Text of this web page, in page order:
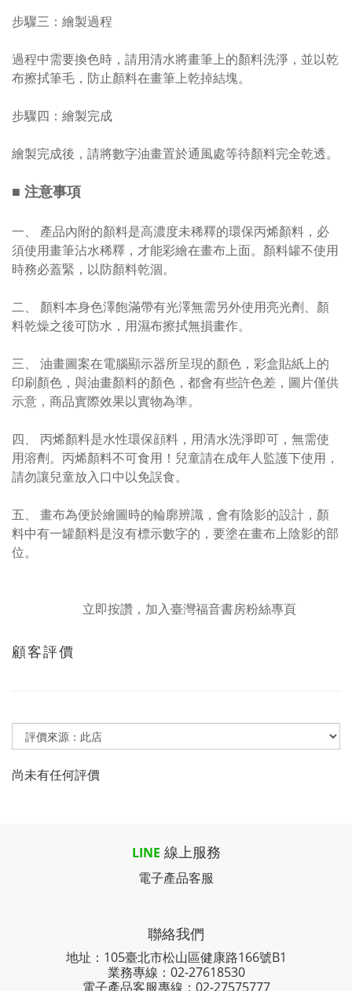
步驟三：繪製過程
過程中需要換色時，請用清水將畫筆上的顏料洗淨，並以乾
布擦拭筆毛，防止顏料在畫筆上乾掉結塊。
步驟四：繪製完成
繪製完成後，請將數字油畫置於通風處等待顏料完全乾透。
■ 注意事項
一、 產品內附的顏料是高濃度未稀釋的環保丙烯顏料，必
須使用畫筆沾水稀釋，才能彩繪在畫布上面。顏料罐不使用
時務必蓋緊，以防顏料乾涸。
二、 顏料本身色澤飽滿帶有光澤無需另外使用亮光劑、顏
料乾燥之後可防水，用濕布擦拭無損畫作。
三、 油畫圖案在電腦顯示器所呈現的顏色，彩盒貼紙上的
印刷顏色，與油畫顏料的顏色，都會有些許色差，圖片僅供
示意，商品實際效果以實物為準。
四、 丙烯顏料是水性環保顔料，用清水洗淨即可，無需使
用溶劑。丙烯顏料不可食用！兒童請在成年人監護下使用，
請勿讓兒童放入口中以免誤食。
五、 畫布為便於繪圖時的輪廓辨識，會有陰影的設計，顏
料中有一罐顏料是沒有標示數字的，要塗在畫布上陰影的部
位。
立即按讚，加入臺灣福音書房粉絲專頁
顧客評價
尚未有任何評價
LINE 線上服務
電子產品客服
聯絡我們
地址：105臺北市松山區健康路166號B1
業務專線： 02-27618530
電子產品客服專線：02-27575777